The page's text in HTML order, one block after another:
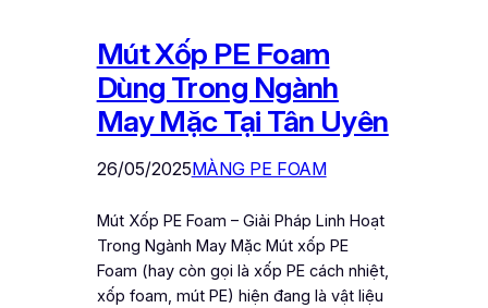
Mút Xốp PE Foam
Dùng Trong Ngành
May Mặc Tại Tân Uyên
26/05/2025MÀNG PE FOAM
Mút Xốp PE Foam – Giải Pháp Linh Hoạt
Trong Ngành May Mặc Mút xốp PE
Foam (hay còn gọi là xốp PE cách nhiệt,
xốp foam, mút PE) hiện đang là vật liệu